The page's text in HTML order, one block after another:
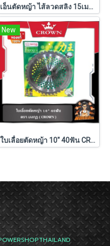
เอ็นตัดหญ้า ไส้ลวดสลิง 15เมตรx3.0mm STANNOX
New
ใบเลื่อยตัดหญ้า 10" 40ฟัน CROWN